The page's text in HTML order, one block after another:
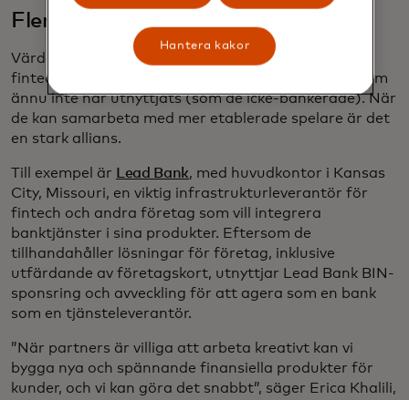
Flera utmaningar, en lösning
Värderbjudandet är otvetydigt: Innovativa nya
fintech-företag kan nå nyare marknadssegment som
ännu inte har utnyttjats (som de icke-bankerade). När
de kan samarbeta med mer etablerade spelare är det
en stark allians.
Till exempel är Lead Bank, med huvudkontor i Kansas
City, Missouri, en viktig infrastrukturleverantör för
fintech och andra företag som vill integrera
banktjänster i sina produkter. Eftersom de
tillhandahåller lösningar för företag, inklusive
utfärdande av företagskort, utnyttjar Lead Bank BIN-
sponsring och avveckling för att agera som en bank
som en tjänsteleverantör.
”När partners är villiga att arbeta kreativt kan vi
bygga nya och spännande finansiella produkter för
kunder, och vi kan göra det snabbt”, säger Erica Khalili,
Hantera kakor